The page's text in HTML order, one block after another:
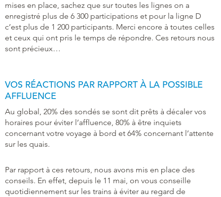
mises en place, sachez que sur toutes les lignes on a
enregistré plus de 6 300 participations et pour la ligne D
c’est plus de 1 200 participants. Merci encore à toutes celles
et ceux qui ont pris le temps de répondre. Ces retours nous
sont précieux…
VOS RÉACTIONS PAR RAPPORT À LA POSSIBLE
AFFLUENCE
Au global, 20% des sondés se sont dit prêts à décaler vos
horaires pour éviter l’affluence, 80% à être inquiets
concernant votre voyage à bord et 64% concernant l’attente
sur les quais.
Par rapport à ces retours, nous avons mis en place des
conseils. En effet, depuis le 11 mai, on vous conseille
quotidiennement sur les trains à éviter au regard de